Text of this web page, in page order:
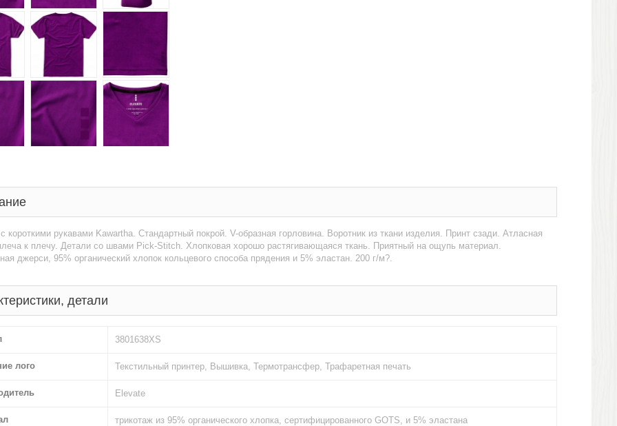
короткими рукавами Kawartha. Стандартный покрой. V-образная горловина. Воротник из ткани изделия. Принт сзади. Атласная
к плечу. Детали со швами Pick-Stitch. Хлопковая хорошо растягивающаяся ткань. Приятный на ощупь материал.
джерси, 95% органический хлопок кольцевого способа прядения и 5% эластан. 200 г/м?.
детали
3801638XS
лого Текстильный принтер, Вышивка, Термотрансфер, Трафаретная печать
Elevate
трикотаж из 95% органического хлопка, сертифицированного GOTS, и 5% эластана